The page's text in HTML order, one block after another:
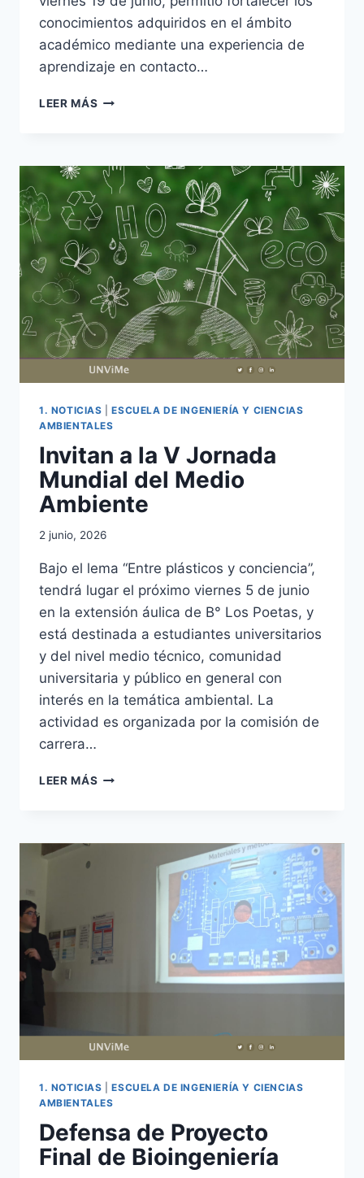
conocimientos adquiridos en el ámbito
académico mediante una experiencia de
aprendizaje en contacto…
LEER MÁS ESTUDIANTES
REALIZARON
UNA
VISITA
EDUCATIVA
LA
RESERVA
FLOROFAUNÍSTICA
DE
LA
FLORIDA
1. NOTICIAS |ESCUELA DE INGENIERÍA Y CIENCIAS
AMBIENTALES
Invitan a la V Jornada
Mundial del Medio
Ambiente
2 junio, 2026
Bajo el lema “Entre plásticos y conciencia”,
tendrá lugar el próximo viernes 5 de junio
en la extensión áulica de B° Los Poetas, y
está destinada a estudiantes universitarios
y del nivel medio técnico, comunidad
universitaria y público en general con
interés en la temática ambiental. La
actividad es organizada por la comisión de
carrera…
LEER MÁS INVITAN
JORNADA
AMBIENTE
1. NOTICIAS |ESCUELA DE INGENIERÍA Y CIENCIAS
AMBIENTALES
Defensa de Proyecto
Final de Bioingeniería